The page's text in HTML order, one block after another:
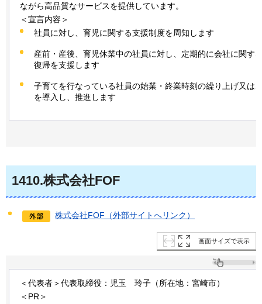
ながら高品質なサービスを提供しています。
＜宣言内容＞
社員に対し、育児に関する支援制度を周知します
産前・産後、育児休業中の社員に対し、定期的に会社に関す
復帰を支援します
子育てを行なっている社員の始業・終業時刻の繰り上げ又は
を導入し、推進します
1410.株式会社FOF
株式会社FOF（外部サイトへリンク）
画面サイズで表示
＜代表者＞代表取締役：児玉 玲子（所在地：宮崎市）
＜PR＞